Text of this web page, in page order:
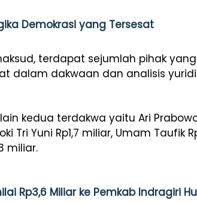
Demokrasi yang Tersesat
terdapat sejumlah pihak
dalam dakwaan dan analisis
kedua terdakwa yaitu Ari Prabowo
Tri Yuni Rp1,7 miliar, Umam Taufik
miliar.
Rp3,6 Miliar ke Pemkab Indragiri